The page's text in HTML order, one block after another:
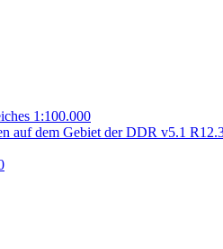
1:100.000
auf dem Gebiet der DDR v5.1